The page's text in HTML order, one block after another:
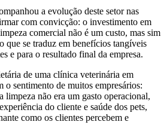
a evolução deste setor nas
com convicção: o investimento em
comercial não é um custo, mas sim
que se traduz em benefícios tangíveis
e para o resultado final da empresa.
de uma clínica veterinária em
o sentimento de muitos empresários:
limpeza não era um gasto operacional,
do cliente e saúde dos pets,
como os clientes percebem e